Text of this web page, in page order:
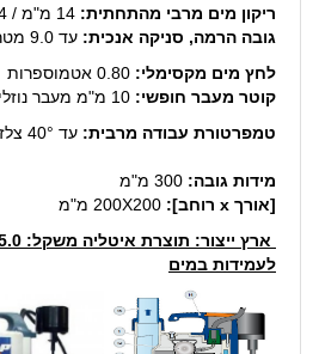
ריקון מים מרבי מהתחתית: 14 מ"מ / 1.4 ס"מ
גובה הרמה, סניקה אנכית: עד 9.0 מטרים
לחץ מים מקסימלי:
קוטר מעבר חופשי: 10 מ"מ מעבר נוזלים: חופשי
טמפרטורת עבודה מרבית: עד 40° צלזיוס
מידות גובה:
[אורך x רוחב]:
200X200 מ"מ
ארץ ייצור:
לעמידות במים